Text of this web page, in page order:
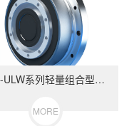
CSF-ULW系列轻量组合型谐波减速机
MORE